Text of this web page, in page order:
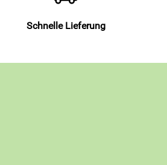
Schnelle Lieferung